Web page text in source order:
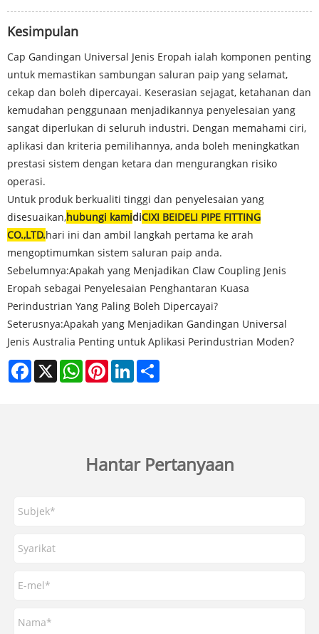
Kesimpulan
Cap Gandingan Universal Jenis Eropah ialah komponen penting
untuk memastikan sambungan saluran paip yang selamat,
cekap dan boleh dipercayai. Keserasian sejagat, ketahanan dan
kemudahan penggunaan menjadikannya penyelesaian yang
sangat diperlukan di seluruh industri. Dengan memahami ciri,
aplikasi dan kriteria pemilihannya, anda boleh meningkatkan
prestasi sistem dengan ketara dan mengurangkan risiko
operasi.
Untuk produk berkualiti tinggi dan penyelesaian yang
disesuaikan,hubungi kamidiCIXI BEIDELI PIPE FITTING
CO.,LTD.hari ini dan ambil langkah pertama ke arah
mengoptimumkan sistem saluran paip anda.
Sebelumnya:Apakah yang Menjadikan Claw Coupling Jenis
Eropah sebagai Penyelesaian Penghantaran Kuasa
Perindustrian Yang Paling Boleh Dipercayai?
Seterusnya:Apakah yang Menjadikan Gandingan Universal
Jenis Australia Penting untuk Aplikasi Perindustrian Moden?
Facebook
X WhatsAppPinterestLinkedIn
Hantar Pertanyaan